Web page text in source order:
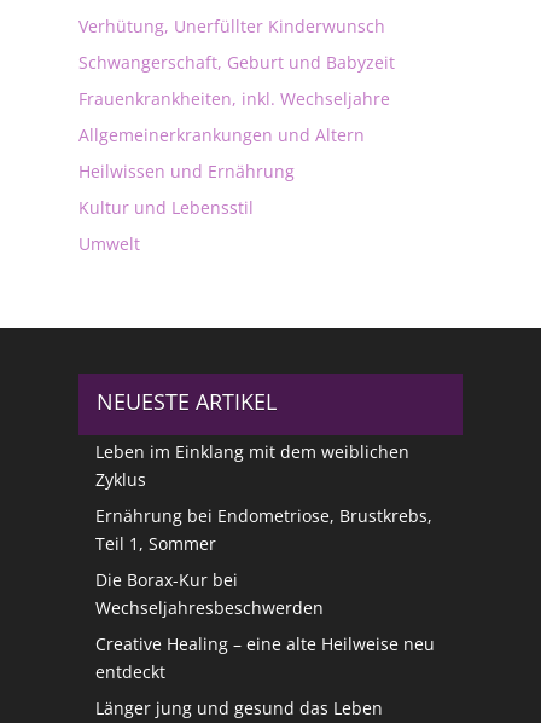
Verhütung, Unerfüllter Kinderwunsch
Schwangerschaft, Geburt und Babyzeit
Frauenkrankheiten, inkl. Wechseljahre
Allgemeinerkrankungen und Altern
Heilwissen und Ernährung
Kultur und Lebensstil
Umwelt
NEUESTE ARTIKEL
Leben im Einklang mit dem weiblichen
Zyklus
Ernährung bei Endometriose, Brustkrebs,
Teil 1, Sommer
Die Borax-Kur bei
Wechseljahresbeschwerden
Creative Healing – eine alte Heilweise neu
entdeckt
Länger jung und gesund das Leben